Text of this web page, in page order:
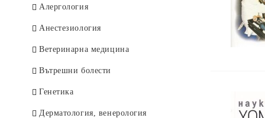
Художествени
Духовни учения
Туризъм и отдих
Детски
Други
Чуждоезикови
Алергология
Анестезиология
Ветеринарна медицина
Вътрешни болести
Генетика
Дерматология, венерология